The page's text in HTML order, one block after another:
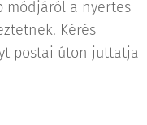
módjáról a nyertes
Kérés
postai úton juttatja